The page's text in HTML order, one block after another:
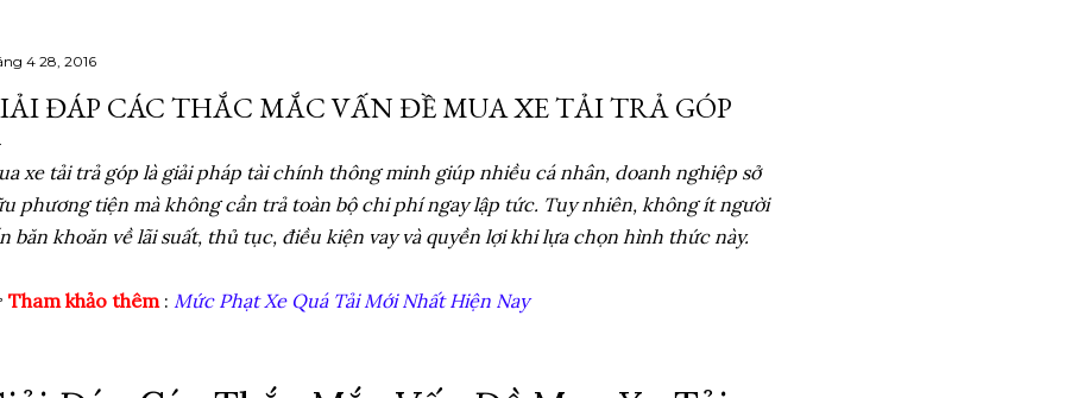
4 28, 2016
ĐÁP CÁC THẮC MẮC VẤN ĐỀ MUA XE TẢI TRẢ GÓP
xe tải trả góp là giải pháp tài chính thông minh giúp nhiều cá nhân, doanh nghiệp sở
phương tiện mà không cần trả toàn bộ chi phí ngay lập tức. Tuy nhiên, không ít người
băn khoăn về lãi suất, thủ tục, điều kiện vay và quyền lợi khi lựa chọn hình thức này.
Tham khảo thêm: Mức Phạt Xe Quá Tải Mới Nhất Hiện Nay